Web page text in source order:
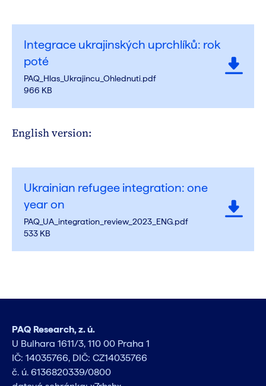
Integrace ukrajinských uprchlíků: rok
poté
PAQ_Hlas_Ukrajincu_Ohlednuti.pdf
966 KB
English version:
Ukrainian refugee integration: one
year on
PAQ_UA_integration_review_2023_ENG.pdf
533 KB
PAQ Research, z. ú.
U Bulhara 1611/3, 110 00 Praha 1
IČ: 14035766, DIČ: CZ14035766
č. ú. 6136820339/0800